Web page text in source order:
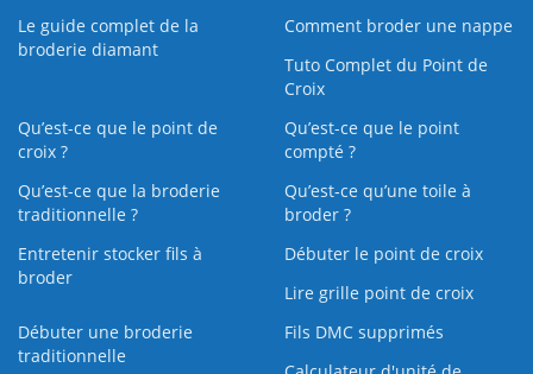
Le guide complet de la
broderie diamant
Comment broder une nappe
Tuto Complet du Point de
Croix
Qu’est-ce que le point de
croix ?
Qu’est-ce que le point
compté ?
Qu’est-ce que la broderie
traditionnelle ?
Qu’est‑ce qu’une toile à
broder ?
Entretenir stocker fils à
broder
Débuter le point de croix
Lire grille point de croix
Débuter une broderie
traditionnelle
Fils DMC supprimés